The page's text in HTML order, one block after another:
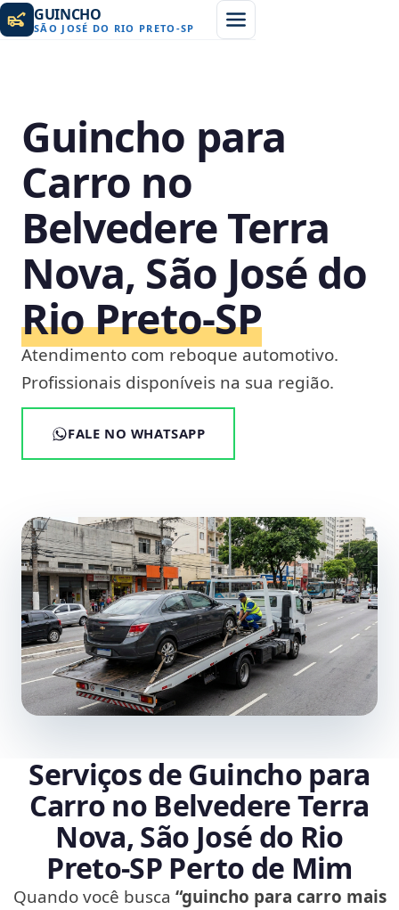
GUINCHO
SÃO JOSÉ DO RIO PRETO -SP
Guincho para
Carro no
Belvedere Terra
Nova, São José do
Rio Preto‑SP
Atendimento com reboque automotivo.
Profissionais disponíveis na sua região.
FALE NO WHATSAPP
Serviços de Guincho para
Carro no Belvedere Terra
Nova, São José do Rio
Preto‑SP Perto de Mim
Quando você busca “guincho para carro mais